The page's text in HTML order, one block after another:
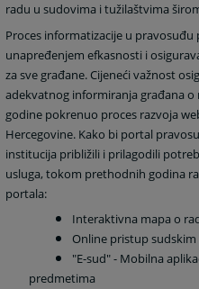
radu u sudovima i tužilaštvima
Proces informatizacije u
unapređenjem efkasnosti i
za sve građane. Cijeneći važnost
adekvatnog informiranja građana o
godine pokrenuo proces razvoja
Hercegovine. Kako bi portal
institucija približili i prilagodili
usluga, tokom prethodnih godina
portala:
Interaktivna mapa o
Online pristup
"E-sud" - Mobilna
predmetima